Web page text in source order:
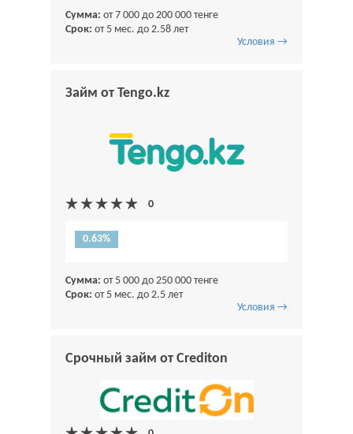
Сумма: от 7 000 до 200 000 тенге
Срок: от 5 мес. до 2.58 лет
Условия →
Займ от Tengo.kz
0.63%
Сумма: от 5 000 до 250 000 тенге
Срок: от 5 мес. до 2.5 лет
Условия →
Срочный займ от Crediton